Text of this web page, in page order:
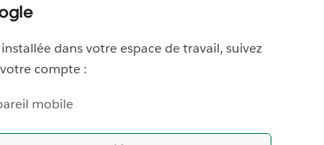
dans votre espace de travail, suivez
compte :
mobile